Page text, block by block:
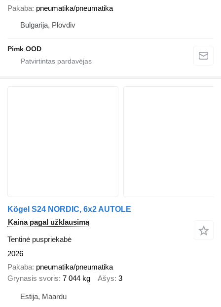
Pakaba pneumatika/pneumatika
Bulgarija, Plovdiv
Pimk OOD
Kögel S24 NORDIC, 6x2 AUTOLE
Kaina pagal užklausimą
Tentinė puspriekabė
2026
Pakaba pneumatika/pneumatika
Grynasis svoris 7 044 kg Ašys 3
Estija, Maardu